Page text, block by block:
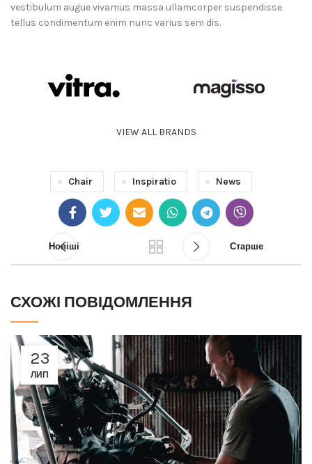
vestibulum augue vivamus massa ullamcorper suspendisse
tellus condimentum enim nunc varius sem dis.
VIEW ALL BRANDS
Chair Inspiratio News
Новіші Старше
СХОЖІ ПОВІДОМЛЕННЯ
23
ЛИП